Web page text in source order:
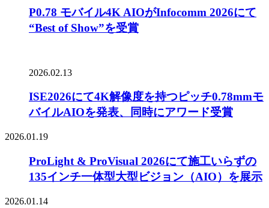
P0.78 モバイル4K AIOがInfocomm 2026にて
“Best of Show”を受賞
2026.02.13
ISE2026にて4K解像度を持つピッチ0.78mmモ
バイルAIOを発表、同時にアワード受賞
2026.01.19
ProLight & ProVisual 2026にて施工いらずの
135インチ一体型大型ビジョン（AIO）を展示
2026.01.14